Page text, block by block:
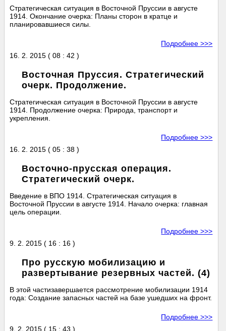
Стратегическая ситуация в Восточной Пруссии в августе
1914. Окончание очерка: Планы сторон в кратце и
планировавшиеся силы.
Подробнее >>>
16. 2. 2015 ( 08 : 42 )
Восточная Пруссия. Стратегический
очерк. Продолжение.
Стратегическая ситуация в Восточной Пруссии в августе
1914. Продолжение очерка: Природа, транспорт и
укрепления.
Подробнее >>>
16. 2. 2015 ( 05 : 38 )
Восточно-прусская операция.
Стратегический очерк.
Введение в ВПО 1914. Стратегическая ситуация в
Восточной Пруссии в августе 1914. Начало очерка: главная
цель операции.
Подробнее >>>
9. 2. 2015 ( 16 : 16 )
Про русскую мобилизацию и
развертывание резервных частей. (4)
В этой частизавершается рассмотрение мобилизации 1914
года: Создание запасных частей на базе ушедших на фронт.
Подробнее >>>
9. 2. 2015 ( 15 : 43 )